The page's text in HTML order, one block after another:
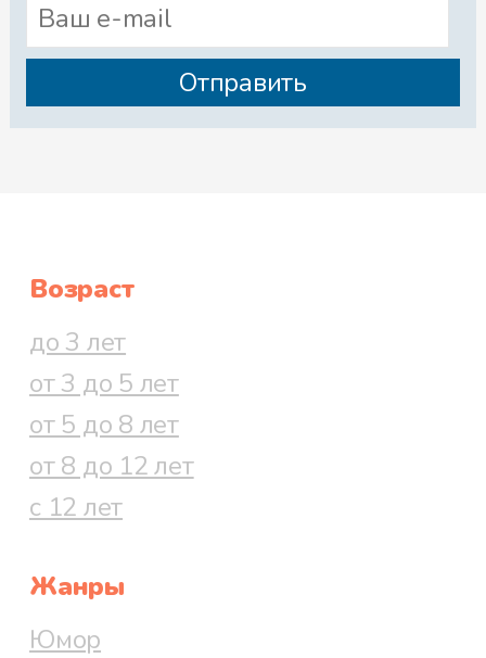
Возраст
до 3 лет
от 3 до 5 лет
от 5 до 8 лет
от 8 до 12 лет
с 12 лет
Жанры
Юмор